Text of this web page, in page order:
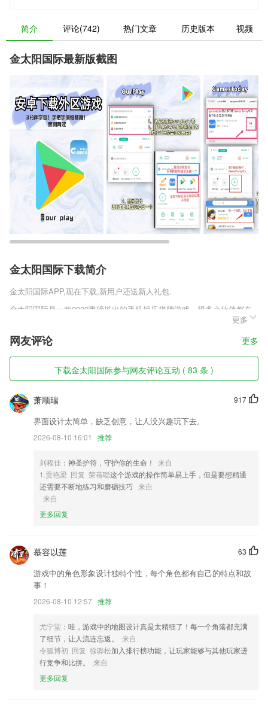
简介 评论(742) 热门文章 历史版本 视频
金太阳国际最新版截图
金太阳国际下载简介
金太阳国际APP,现在下载,新用户还送新人礼包.
金太阳国际是一款2002重磅推出的手机娱乐棋牌游戏，很多小伙伴都在
网上问百人牛牛鱼丸游戏VIP怎么弄，其实今天小编带来的这款就是了，
游戏主打的百人牛牛和万人捕鱼非常的受欢迎，赶紧来下载玩吧！
1,高效便捷的综合管理系统，为更多品牌自主运营赋能；
3,国内外广大的LED显示屏制造商、系统集成商、经销商加强协作，共同
4,支持邀请他人参与会议，预约会议室
6,每次的学习进度可以自动的保存记录，下次可以继续这个进度接收企业
的学习任务；
金太阳国际软件优势
2.该平台就是一个很不错的线上学习软件，会有很多的优质课程可以为你
提供
3.动画短片包括课文重点内容，体验式学习方能加深印象。
4.观点分析一触即达，经验交流分享，助力创业者成长
5.任务完成状态实时监测，可清楚看到任务是否达标的情况
6.学生可自主创作图片，录音，绘本，视频等多种格式的作品，上传到
“作品秀”，让全校师生共赏
金太阳国际更新了什么?
轻松缩放图片,调整大小
更多
网友评论 更多
下载金太阳国际参与网友评论互动 ( 83 条 )
917
萧顺瑞
界面设计太简单，缺乏创意，让人没兴趣玩下去。
2026-08-10 16:01 推荐
刘程佳 ：神圣护符，守护你的生命！
来自
1.贡艳梁 回复 荣蓓聪这个游戏的操作简单易上手，但是要想精通
还需要不断地练习和磨砺技巧 来自
来自
更多回复
63
慕容以莲
游戏中的角色形象设计独特个性，每个角色都有自己的特点和故
事！
2026-08-10 12:57 推荐
尤宁堂 ：哇，游戏中的地图设计真是太精细了！每一个角落都充满
了细节，让人流连忘返。
来自
令狐博初 回复 徐骅松加入排行榜功能，让玩家能够与其他玩家进
行竞争和比拼。
来自
更多回复